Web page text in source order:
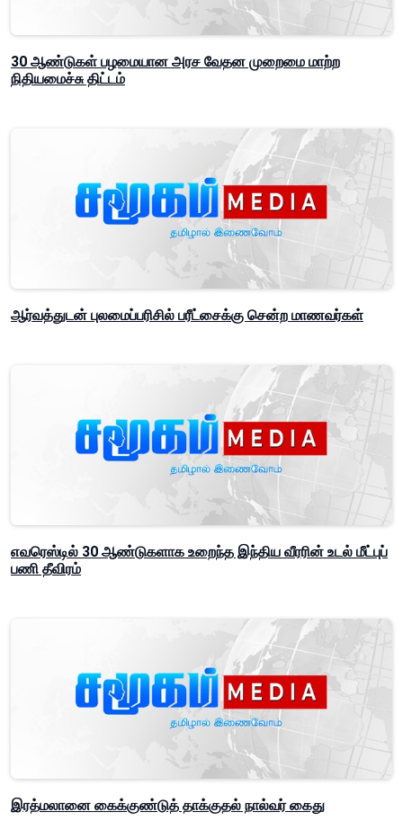
30 ஆண்டுகள் பழமையான அரச வேதன முறைமை மாற்ற
நிதியமைச்சு திட்டம்
ஆர்வத்துடன் புலமைப்பரிசில் பரீட்சைக்கு சென்ற மாணவர்கள்
எவரெஸ்டில் 30 ஆண்டுகளாக உறைந்த இந்திய வீரரின் உடல் மீட்புப்
பணி தீவிரம்
இரத்மலானை கைக்குண்டுத் தாக்குதல் நால்வர் கைது